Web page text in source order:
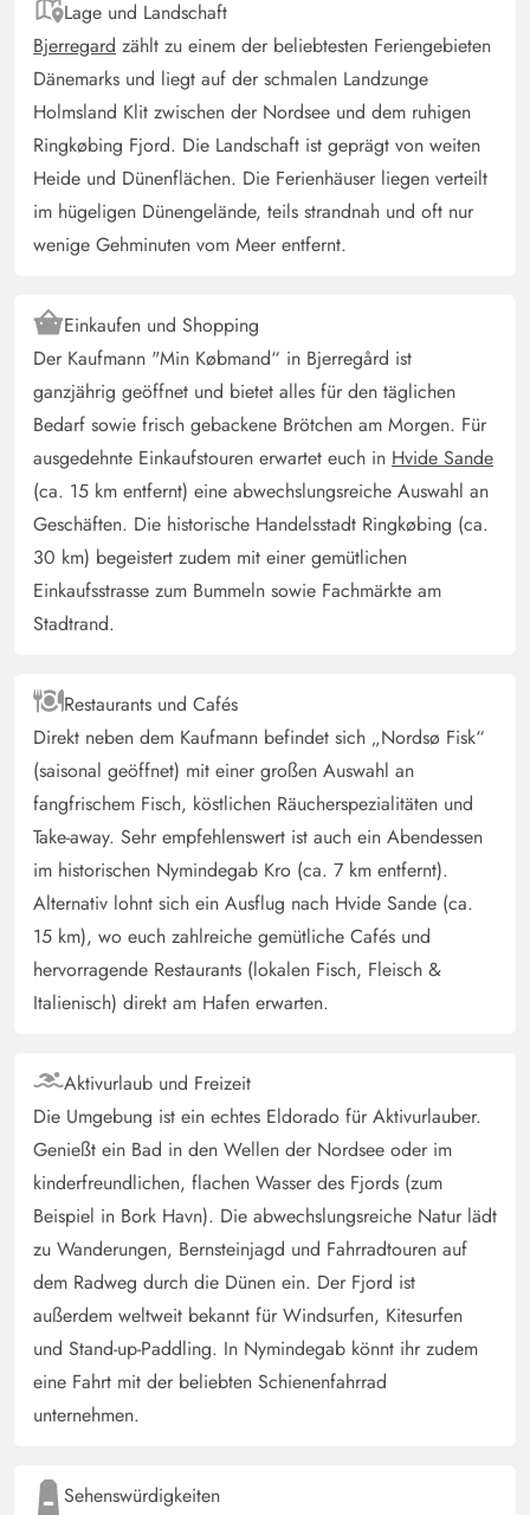
Lage und Landschaft
Bjerregard zählt zu einem der beliebtesten Feriengebieten
Dänemarks und liegt auf der schmalen Landzunge
Holmsland Klit zwischen der Nordsee und dem ruhigen
Ringkøbing Fjord. Die Landschaft ist geprägt von weiten
Heide und Dünenflächen. Die Ferienhäuser liegen verteilt
im hügeligen Dünengelände, teils strandnah und oft nur
wenige Gehminuten vom Meer entfernt.
Einkaufen und Shopping
Der Kaufmann "Min Købmand“ in Bjerregård ist
ganzjährig geöffnet und bietet alles für den täglichen
Bedarf sowie frisch gebackene Brötchen am Morgen. Für
ausgedehnte Einkaufstouren erwartet euch in Hvide Sande
(ca. 15 km entfernt) eine abwechslungsreiche Auswahl an
Geschäften. Die historische Handelsstadt Ringkøbing (ca.
30 km) begeistert zudem mit einer gemütlichen
Einkaufsstrasse zum Bummeln sowie Fachmärkte am
Stadtrand.
Restaurants und Cafés
Direkt neben dem Kaufmann befindet sich „Nordsø Fisk“
(saisonal geöffnet) mit einer großen Auswahl an
fangfrischem Fisch, köstlichen Räucherspezialitäten und
Take-away. Sehr empfehlenswert ist auch ein Abendessen
im historischen Nymindegab Kro (ca. 7 km entfernt).
Alternativ lohnt sich ein Ausflug nach Hvide Sande (ca.
15 km), wo euch zahlreiche gemütliche Cafés und
hervorragende Restaurants (lokalen Fisch, Fleisch &
Italienisch) direkt am Hafen erwarten.
Aktivurlaub und Freizeit
Die Umgebung ist ein echtes Eldorado für Aktivurlauber.
Genießt ein Bad in den Wellen der Nordsee oder im
kinderfreundlichen, flachen Wasser des Fjords (zum
Beispiel in Bork Havn). Die abwechslungsreiche Natur lädt
zu Wanderungen, Bernsteinjagd und Fahrradtouren auf
dem Radweg durch die Dünen ein. Der Fjord ist
außerdem weltweit bekannt für Windsurfen, Kitesurfen
und Stand-up-Paddling. In Nymindegab könnt ihr zudem
eine Fahrt mit der beliebten Schienenfahrrad
unternehmen.
Sehenswürdigkeiten